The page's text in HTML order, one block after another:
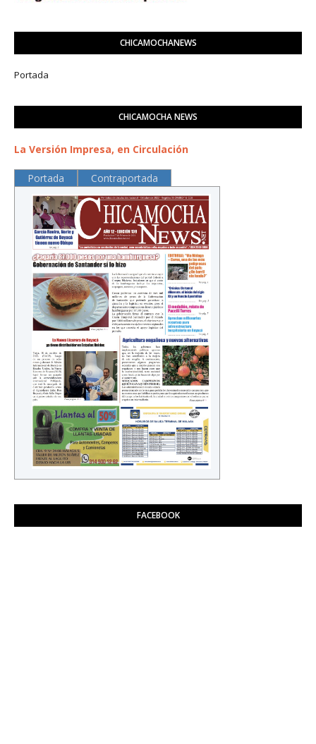
CHICAMOCHANEWS
Portada
CHICAMOCHA NEWS
La Versión Impresa, en Circulación
Portada Contraportada
FACEBOOK